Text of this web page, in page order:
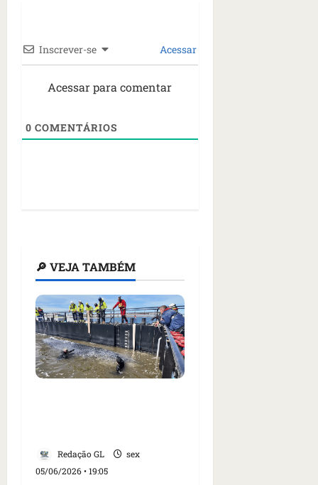
Inscrever-se Acessar
Acessar para comentar
0 COMENTÁRIOS
🔎 VEJA TAMBÉM
Redação GL
sex
05/06/2026 • 19:05